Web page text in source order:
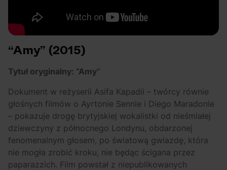
“Amy” (2015)
Tytuł oryginalny: “Amy”
Dokument w reżyserii Asifa Kapadii – twórcy równie
głośnych filmów o Ayrtonie Sennie i Diego Maradonie
– pokazuje drogę brytyjskiej wokalistki od nieśmiałej
dziewczyny z północnego Londynu, obdarzonej
fenomenalnym głosem, po światową gwiazdę, która
nie mogła zrobić kroku, nie będąc ścigana przez
paparazzich. Film powstał z niepublikowanych